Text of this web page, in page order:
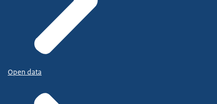
Open data